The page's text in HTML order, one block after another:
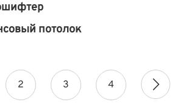
потолок
2 3 4